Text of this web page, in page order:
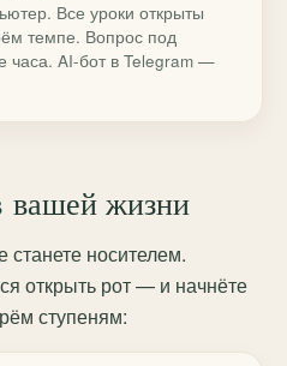
Все уроки открыты
темпе. Вопрос под
часа. AI-бот в Telegram —
вашей жизни
носителем.
открыть рот — и начнёте
ступеням: